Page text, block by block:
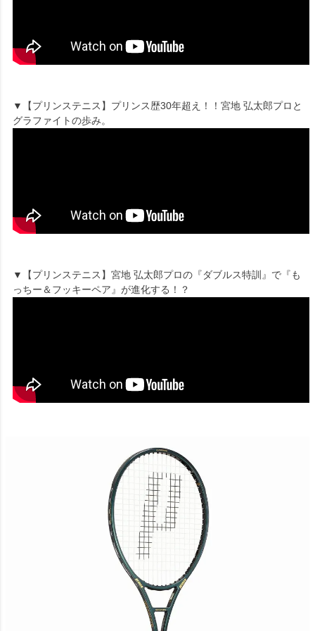
▼【プリンステニス】プリンス歴30年超え！！宮地 弘太郎プロと
グラファイトの歩み。
▼【プリンステニス】宮地 弘太郎プロの『ダブルス特訓』で『も
っちー＆フッキーペア』が進化する！？